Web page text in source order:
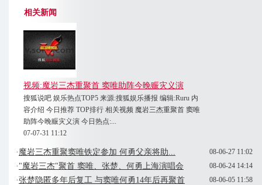
相关新闻
视频:魔岩三杰重聚首 窦唯助阵今晚赈灾义演
搜狐说吧 娱乐热点TOP5 来源:搜狐娱乐播报 编辑:Ruru 内
容介绍 今日推荐 TOP排行 相关视频 魔岩三杰重聚首 窦唯
助阵今晚赈灾义演 今日热点:...
07-07-31 11:12
08-06-27 11:02
·魔岩三杰重聚窦唯铁定参加 何勇父亲将助...
08-06-24 14:14
·"魔岩三杰"聚首 窦唯、张楚、何勇上海演唱会
08-06-05 11:58
·张楚隐匿多年后复工 与窦唯何勇14年后再聚首